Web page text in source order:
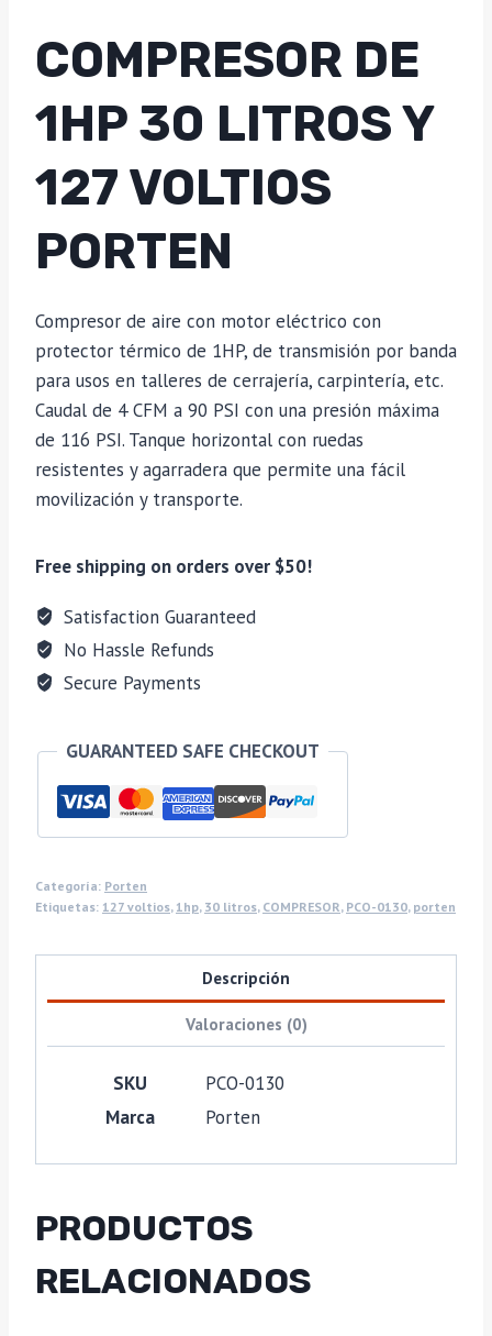
COMPRESOR DE
1HP 30 LITROS Y
127 VOLTIOS
PORTEN
Compresor de aire con motor eléctrico con
protector térmico de 1HP, de transmisión por banda
para usos en talleres de cerrajería, carpintería, etc.
Caudal de 4 CFM a 90 PSI con una presión máxima
de 116 PSI. Tanque horizontal con ruedas
resistentes y agarradera que permite una fácil
movilización y transporte.
Free shipping on orders over $50!
Satisfaction Guaranteed
No Hassle Refunds
Secure Payments
GUARANTEED SAFE CHECKOUT
Categoría: Porten
Etiquetas: 127 voltios, 1hp, 30 litros, COMPRESOR, PCO-0130, porten
Descripción
Valoraciones (0)
SKU
PCO-0130
Marca
Porten
PRODUCTOS
RELACIONADOS